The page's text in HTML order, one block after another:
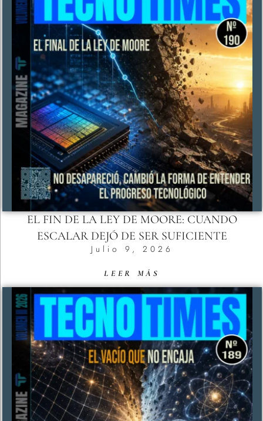
EL FIN DE LA LEY DE MOORE: CUANDO
ESCALAR DEJÓ DE SER SUFICIENTE
Julio 9, 2026
LEER MÁS